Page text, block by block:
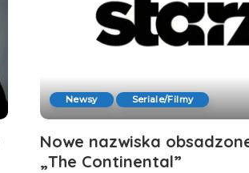
Newsy Seriale/Filmy
Nowe nazwiska
„The Continental”